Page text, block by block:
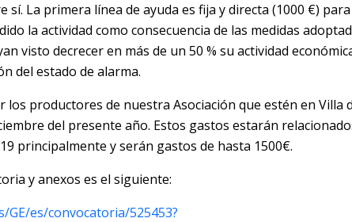
sí. La primera línea de ayuda es fija y directa (1000 €)
la actividad como consecuencia de las medidas
visto decrecer en más de un 50 % su actividad
del estado de alarma.
los productores de nuestra Asociación que estén en
del presente año. Estos gastos estarán
principalmente y serán gastos de hasta 1500€.
y anexos es el siguiente:
es/convocatoria/525453?